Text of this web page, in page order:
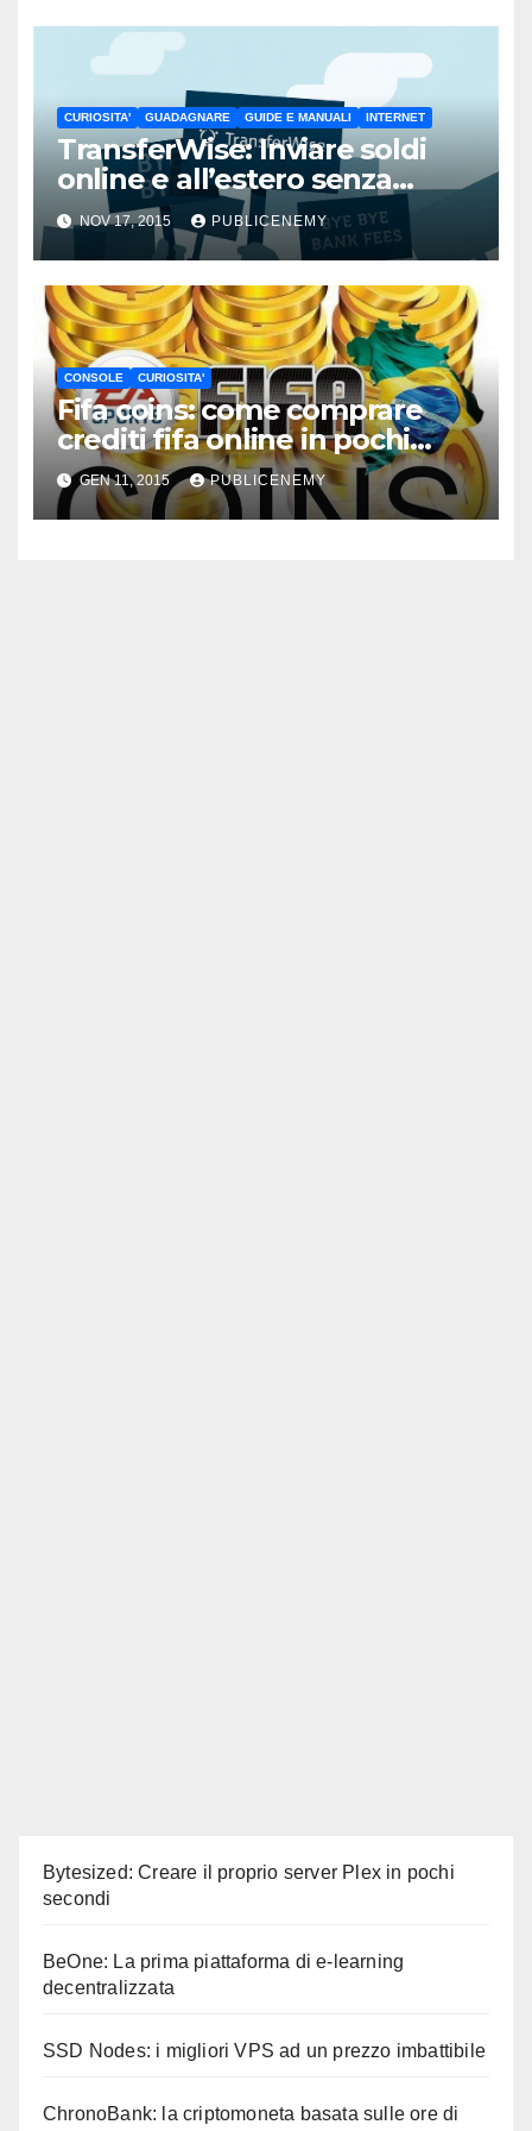
CURIOSITA' GUADAGNARE GUIDE E MANUALI INTERNET
TransferWise: Inviare soldi
online e all’estero senza
pagare commissioni
NOV 17, 2015 PUBLICENEMY
CONSOLE CURIOSITA'
Fifa coins: come comprare
crediti fifa online in pochi
minuti
GEN 11, 2015 PUBLICENEMY
Bytesized: Creare il proprio server Plex in pochi
secondi
BeOne: La prima piattaforma di e-learning
decentralizzata
SSD Nodes: i migliori VPS ad un prezzo imbattibile
ChronoBank: la criptomoneta basata sulle ore di